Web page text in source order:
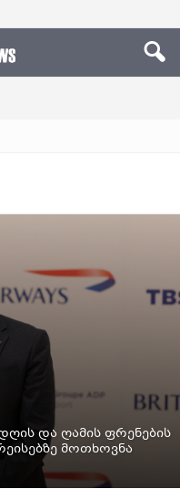
და ღამის ფრენების
მოთხოვნა